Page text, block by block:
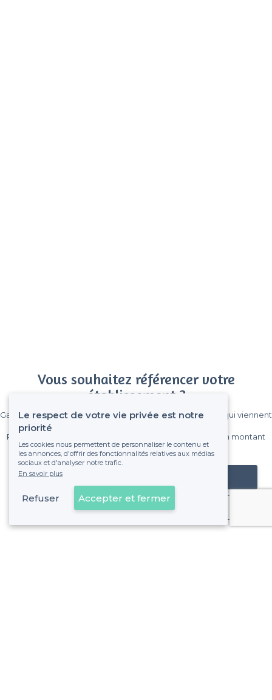
Vous souhaitez référencer votre
établissement ?
Gagnez de nombreux clients parmi le million de visiteurs qui viennent
Pas de commissions et sans engagement, vous payez un montant
fixe sans risque de voir déraper la facture.
Référencer mon établissement
Déjà client
Le respect de votre vie privée est notre
priorité
Les cookies nous permettent de personnaliser le contenu et
les annonces, d'offrir des fonctionnalités relatives aux médias
sociaux et d'analyser notre trafic.
En savoir plus
Refuser Accepter et fermer